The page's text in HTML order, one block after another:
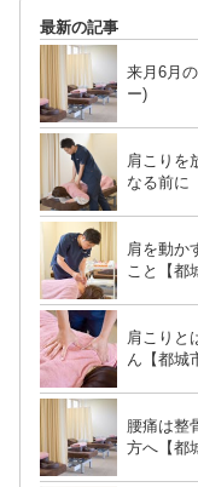
最新の記事
来月6月
ー)
肩こりを
なる前に
肩を動か
こと【都
肩こりと
ん【都城
腰痛は整
方へ【都